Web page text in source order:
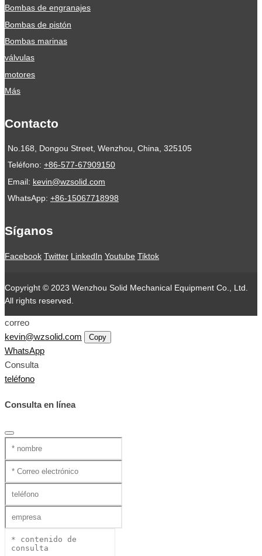
Bombas de engranajes
Bombas de pistón
Bombas marinas
válvulas
motores
Más
Contacto
No.168, Dongou Street, Wenzhou, China, 325105
Teléfono: +86-577-67909150
Email: kevin@wzsolid.com
WhatsApp: +86-15067718998
Síganos
Facebook Twitter LinkedIn Youtube Tiktok
Copyright © 2023 Wenzhou Solid Mechanical Equipment Co., Ltd.
All rights reserved.
correo
kevin@wzsolid.com
Copy
WhatsApp
Consulta
teléfono
Consulta en línea